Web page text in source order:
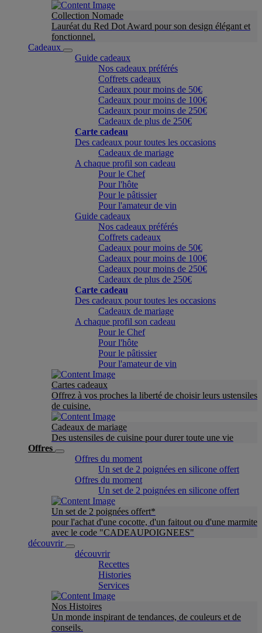
Collection Nomade
Lauréat du Red Dot Award pour son design élégant et
fonctionnel.
Cadeaux
Guide cadeaux
Nos cadeaux préférés
Coffrets cadeaux
Cadeaux pour moins de 50€
Cadeaux pour moins de 100€
Cadeaux pour moins de 250€
Cadeaux de plus de 250€
Carte cadeau
Des cadeaux pour toutes les occasions
Cadeaux de mariage
A chaque profil son cadeau
Pour le Chef
Pour l'hôte
Pour le pâtissier
Pour l'amateur de vin
Guide cadeaux
Nos cadeaux préférés
Coffrets cadeaux
Cadeaux pour moins de 50€
Cadeaux pour moins de 100€
Cadeaux pour moins de 250€
Cadeaux de plus de 250€
Carte cadeau
Des cadeaux pour toutes les occasions
Cadeaux de mariage
A chaque profil son cadeau
Pour le Chef
Pour l'hôte
Pour le pâtissier
Pour l'amateur de vin
Cartes cadeaux
Offrez à vos proches la liberté de choisir leurs ustensiles
de cuisine.
Cadeaux de mariage
Des ustensiles de cuisine pour durer toute une vie
Offres
Offres du moment
Un set de 2 poignées en silicone offert
Offres du moment
Un set de 2 poignées en silicone offert
Un set de 2 poignées offert*
pour l'achat d'une cocotte, d'un faitout ou d'une marmite
avec le code "CADEAUPOIGNEES"
découvrir
découvrir
Recettes
Histories
Services
Nos Histoires
Un monde inspirant de tendances, de couleurs et de
conseils.